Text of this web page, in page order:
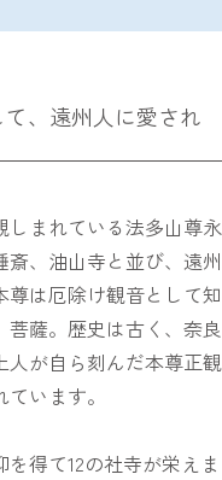
て、遠州人に愛され
しまれている法多山尊永
、油山寺と並び、遠州
は厄除け観音として知
菩薩。歴史は古く、奈良
人が自ら刻んだ本尊正観
います。
得て12の社寺が栄えま